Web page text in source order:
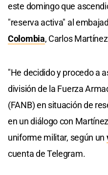
este domingo que
"reserva activa" al
Colombia, Carlos
"He decidido y procedo a
división de la Fuerza
(FANB) en situación de
en un diálogo con
uniforme militar, según un
cuenta de Telegram.